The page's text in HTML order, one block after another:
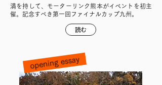
満を持して、モーターリンク熊本がイベントを初主
催。記念すべき第一回ファイナルカップ九州。
読む
opening essay